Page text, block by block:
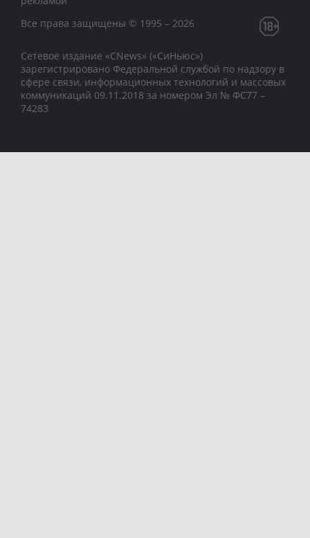
Все права защищены © 1995 – 2026
Сетевое издание «CNews» («СиНьюс»)
зарегистрировано Федеральной службой по надзору в
сфере связи, информационных технологий и массовых
коммуникаций 09.11.2018 за номером Эл № ФС77 –
74283